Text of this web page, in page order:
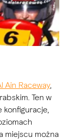
Ain Raceway,
Ten w
konfiguracje,
miejscu można